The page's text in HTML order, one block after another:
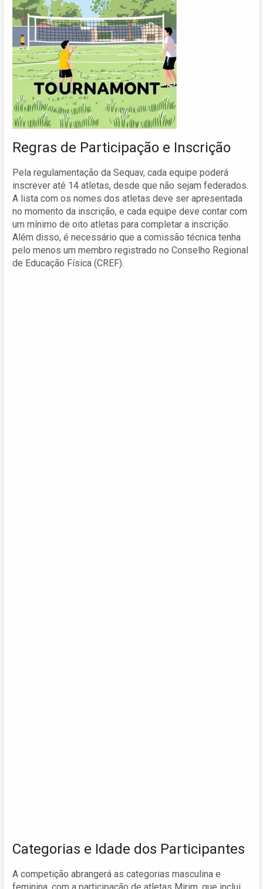
Regras de Participação e Inscrição
Pela regulamentação da Sequav, cada equipe poderá
inscrever até 14 atletas, desde que não sejam federados.
A lista com os nomes dos atletas deve ser apresentada
no momento da inscrição, e cada equipe deve contar com
um mínimo de oito atletas para completar a inscrição.
Além disso, é necessário que a comissão técnica tenha
pelo menos um membro registrado no Conselho Regional
de Educação Física (CREF).
Categorias e Idade dos Participantes
A competição abrangerá as categorias masculina e
feminina, com a participação de atletas Mirim, que inclui